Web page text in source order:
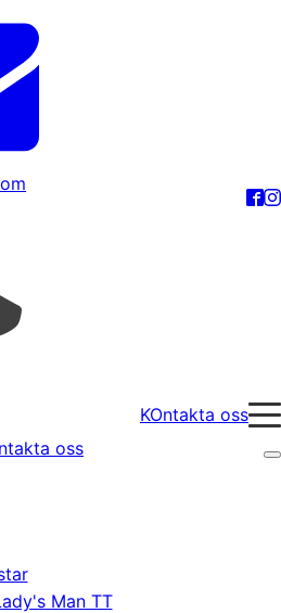
KOntakta oss
oss
Man TT